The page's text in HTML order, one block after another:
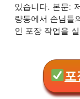
있습니다. 본문:
량동에서 손님들
인 포장 작업을
포